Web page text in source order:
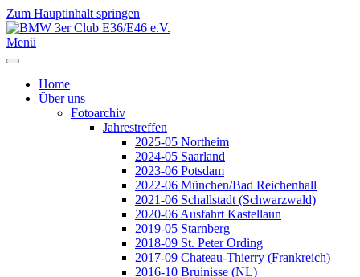
Zum Hauptinhalt springen
Menü
Home
Über uns
Fotoarchiv
Jahrestreffen
2025-05 Northeim
2024-05 Saarland
2023-06 Potsdam
2022-06 München/Bad Reichenhall
2021-06 Schallstadt (Schwarzwald)
2020-06 Ausfahrt Kastellaun
2019-05 Starnberg
2018-09 St. Peter Ording
2017-09 Chateau-Thierry (Frankreich)
2016-10 Bruinisse (NL)
Jahr
Monat
Jahr
Monat